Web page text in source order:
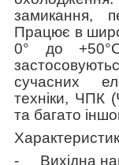
замикання,
Працює в
0° до
сучасних
техніки, ЧПК
та багато
-
Вихідна